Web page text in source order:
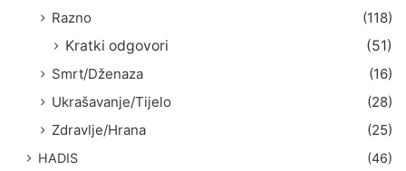
Razno
(118)
Kratki odgovori
(51)
Smrt/Dženaza
(16)
Ukrašavanje/Tijelo
(28)
Zdravlje/Hrana
(25)
HADIS (46)